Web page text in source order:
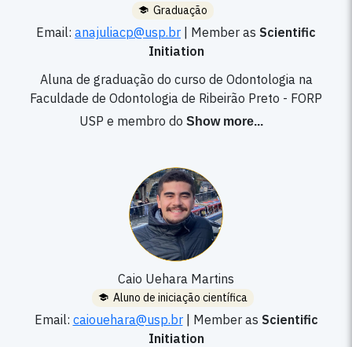
Graduação
Email: anajuliacp@usp.br Member as Scientific
Initiation
Aluna de graduação do curso de Odontologia na
Faculdade de Odontologia de Ribeirão Preto - FORP
USP e membro do Show more...
Caio Uehara Martins
Aluno de iniciação científica
Email: caiouehara@usp.br| Member as Scientific
Initiation